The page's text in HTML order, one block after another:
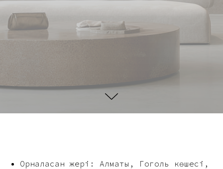
Орналасқан жері: Алматы, Гоголь көшесі,